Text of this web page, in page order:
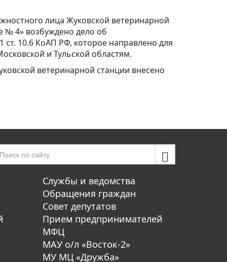
лица Жуковской ветеринарной
№ 4» возбуждено дело об
10.6 КоАП РФ, которое направлено для
и Тульской областям.
ветеринарной станции внесено
Службы и ведомства
Обращения граждан
Совет депутатов
Прием предпринимателей
МФЦ
МАУ о/л «Восток-2»
МУ МЦ «Дружба»